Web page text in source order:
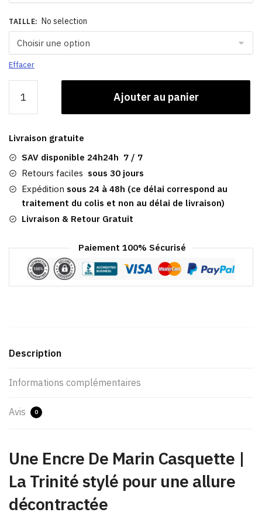
TAILLE: No selection
Effacer
Encre
Marin
Casquette
|
La
Trinité
Ajouter au panier
Livraison gratuite
SAV disponible 24h24h 7 / 7
Retours faciles sous 30 jours
Expédition sous 24 à 48h (ce délai correspond au
traitement du colis et non au délai de livraison)
Livraison & Retour Gratuit
Paiement 100% Sécurisé
Description
Informations complémentaires
Avis 0
Une Encre De Marin Casquette |
La Trinité stylé pour une allure
décontractée